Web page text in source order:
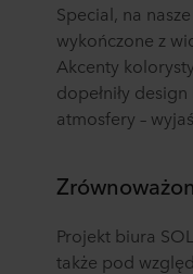
Special, na
wykończone z
Akcenty
dopełniły
atmosfery –
Projekt biura
także pod